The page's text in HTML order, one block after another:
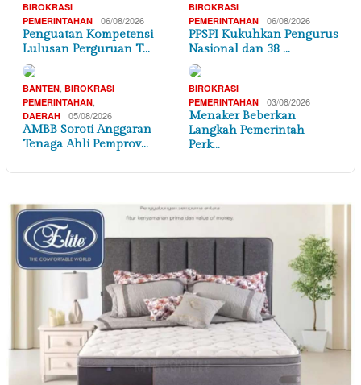
BIROKRASI
PEMERINTAHAN
06/08/2026
Penguatan Kompetensi
Lulusan Perguruan T…
BIROKRASI
PEMERINTAHAN
06/08/2026
PPSPI Kukuhkan Pengurus
Nasional dan 38 …
BANTEN BIROKRASI
PEMERINTAHAN
DAERAH 05/08/2026
AMBB Soroti Anggaran
Tenaga Ahli Pemprov…
BIROKRASI
PEMERINTAHAN
03/08/2026
Menaker Beberkan
Langkah Pemerintah
Perk…